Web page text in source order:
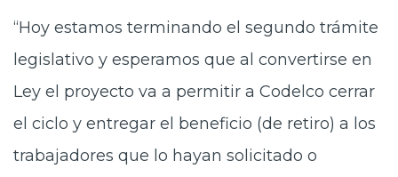
“Hoy estamos terminando el segundo trámite
legislativo y esperamos que al convertirse en
Ley el proyecto va a permitir a Codelco cerrar
el ciclo y entregar el beneficio (de retiro) a los
trabajadores que lo hayan solicitado o